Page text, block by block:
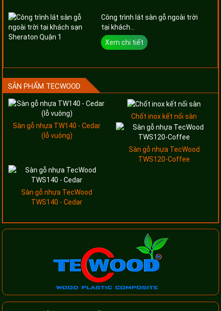
Công trình lát sàn gỗ ngoài trời
tại khách...
Xem chi tiết
SẢN PHẨM TECWOOD
Sàn gỗ nhựa TW140 - Cedar
(lỗ vuông)
Chốt inox kết nối sàn
Sàn gỗ nhựa TecWood
TWS120-Coffee
Sàn gỗ nhựa TecWood
TWS140 - Cedar